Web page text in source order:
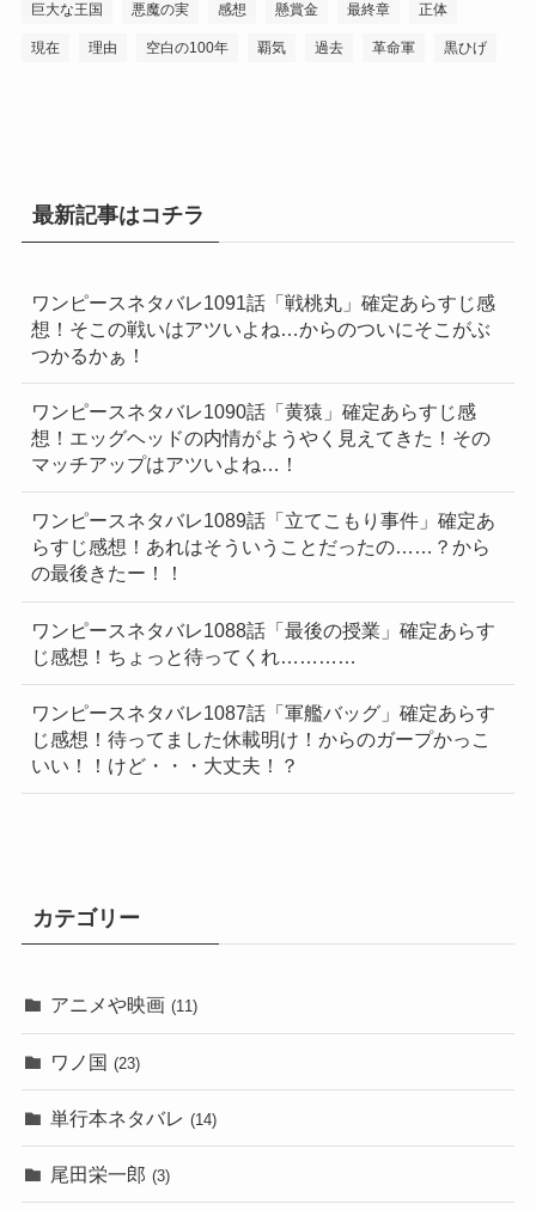
巨大な王国 悪魔の実 感想 懸賞金 最終章 正体
現在 理由 空白の100年 覇気 過去 革命軍 黒ひげ
最新記事はコチラ
ワンピースネタバレ1091話「戦桃丸」確定あらすじ感
想！そこの戦いはアツいよね…からのついにそこがぶ
つかるかぁ！
ワンピースネタバレ1090話「黄猿」確定あらすじ感
想！エッグヘッドの内情がようやく見えてきた！その
マッチアップはアツいよね…！
ワンピースネタバレ1089話「立てこもり事件」確定あ
らすじ感想！あれはそういうことだったの……？から
の最後きたー！！
ワンピースネタバレ1088話「最後の授業」確定あらす
じ感想！ちょっと待ってくれ…………
ワンピースネタバレ1087話「軍艦バッグ」確定あらす
じ感想！待ってました休載明け！からのガープかっこ
いい！！けど・・・大丈夫！？
カテゴリー
アニメや映画 (11)
ワノ国 (23)
単行本ネタバレ (14)
尾田栄一郎 (3)